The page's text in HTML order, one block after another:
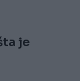
je